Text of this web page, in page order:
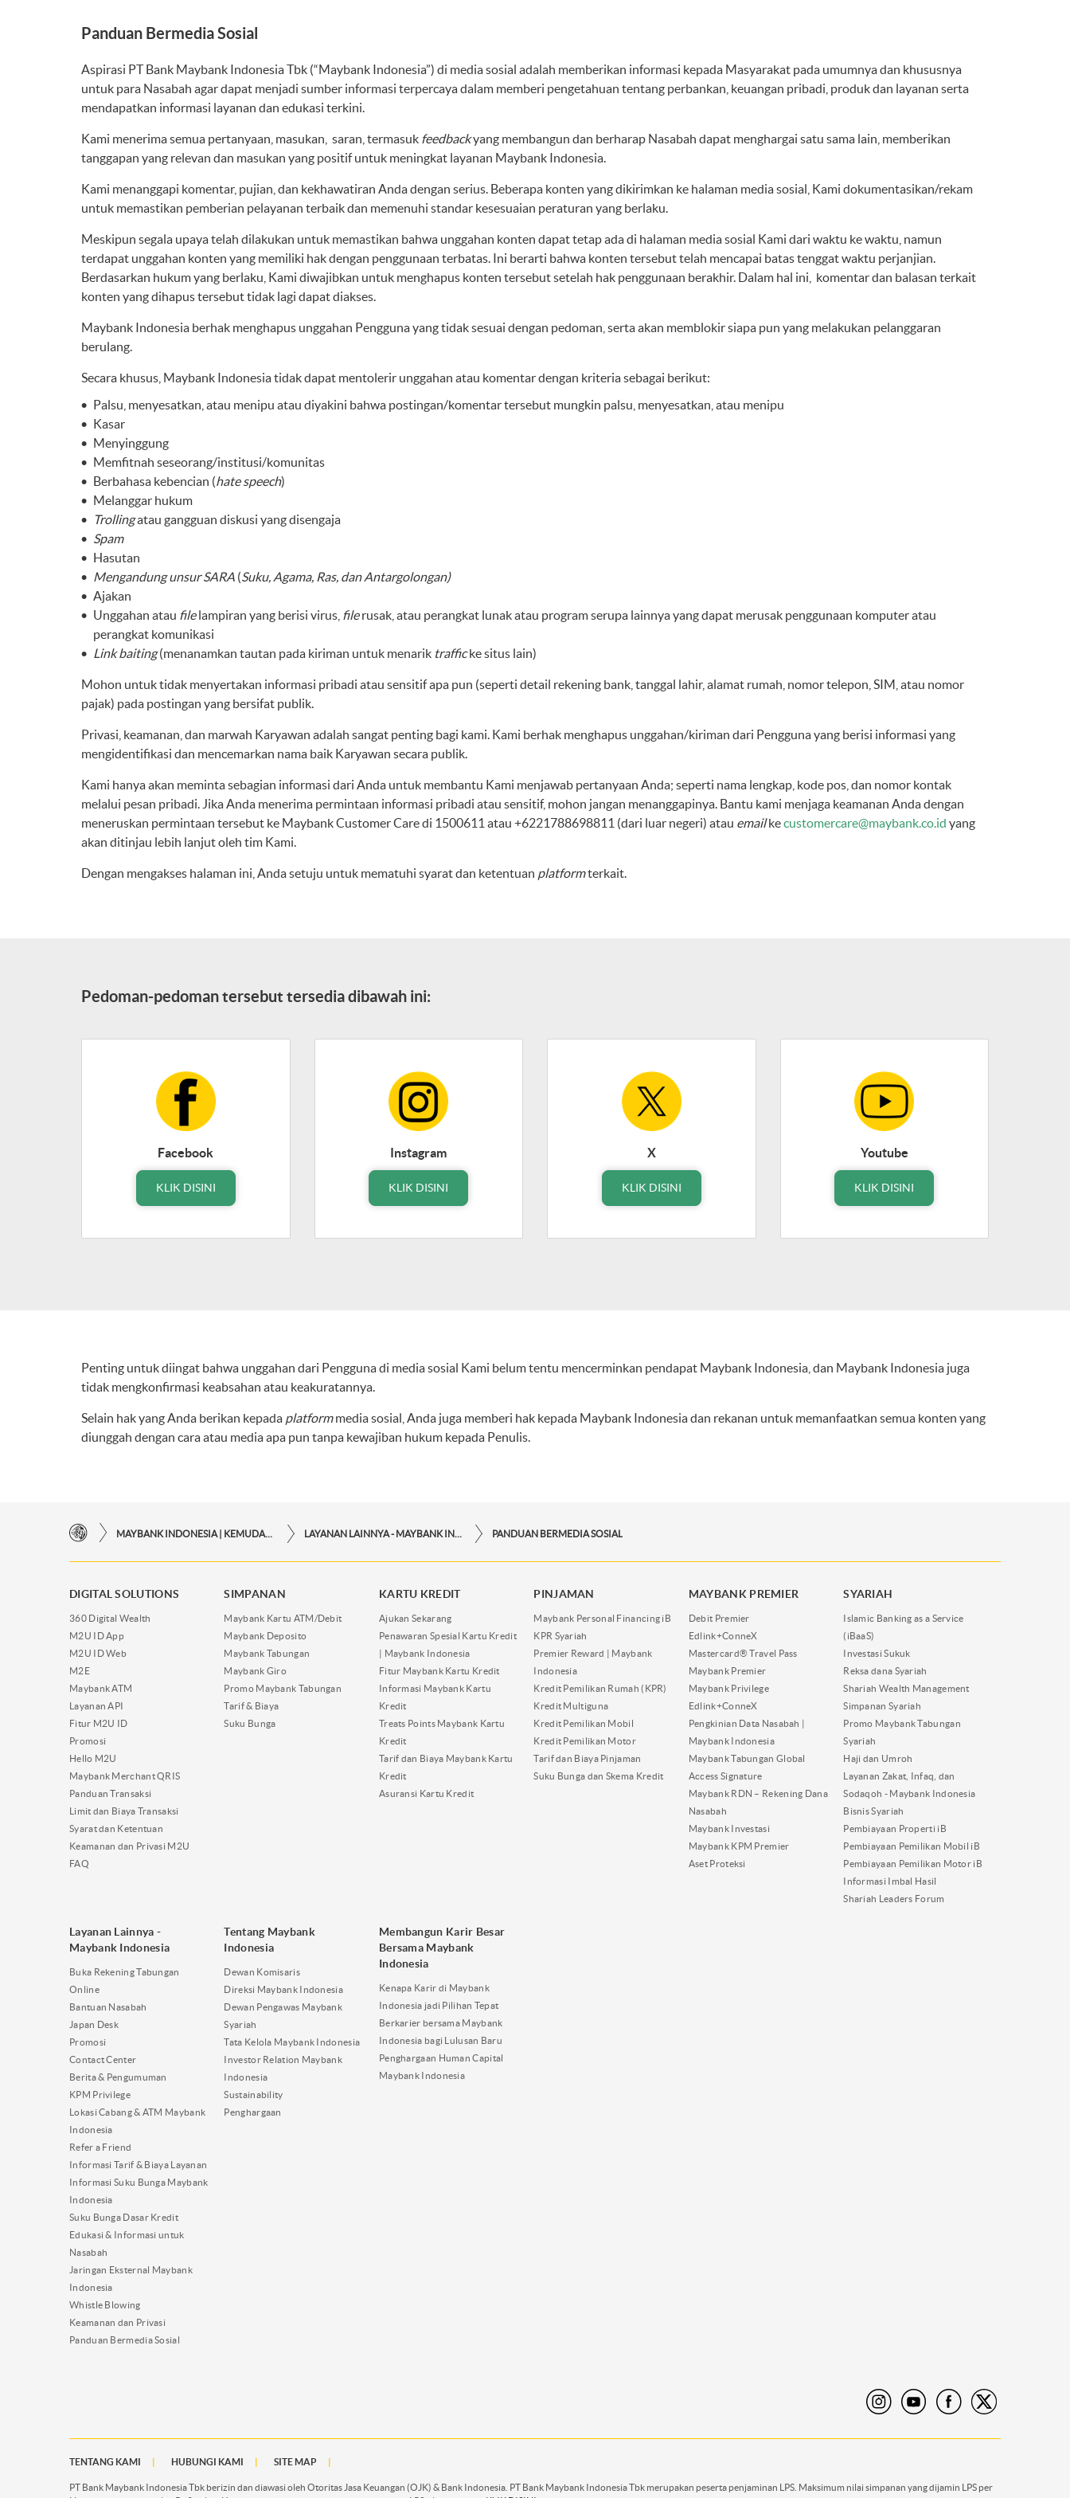
Panduan Bermedia Sosial
Aspirasi PT Bank Maybank Indonesia Tbk (“Maybank Indonesia”) di media sosial adalah memberikan informasi kepada Masyarakat pada umumnya dan khususnya
untuk para Nasabah agar dapat menjadi sumber informasi terpercaya dalam memberi pengetahuan tentang perbankan, keuangan pribadi, produk dan layanan serta
mendapatkan informasi layanan dan edukasi terkini.
Kami menerima semua pertanyaan, masukan, saran, termasuk feedbackyang membangun dan berharap Nasabah dapat menghargai satu sama lain, memberikan
tanggapan yang relevan dan masukan yang positif untuk meningkat layanan Maybank Indonesia.
Kami menanggapi komentar, pujian, dan kekhawatiran Anda dengan serius. Beberapa konten yang dikirimkan ke halaman media sosial, Kami dokumentasikan/rekam
untuk memastikan pemberian pelayanan terbaik dan memenuhi standar kesesuaian peraturan yang berlaku.
Meskipun segala upaya telah dilakukan untuk memastikan bahwa unggahan konten dapat tetap ada di halaman media sosial Kami dari waktu ke waktu, namun
terdapat unggahan konten yang memiliki hak dengan penggunaan terbatas. Ini berarti bahwa konten tersebut telah mencapai batas tenggat waktu perjanjian.
Berdasarkan hukum yang berlaku, Kami diwajibkan untuk menghapus konten tersebut setelah hak penggunaan berakhir. Dalam hal ini, komentar dan balasan terkait
konten yang dihapus tersebut tidak lagi dapat diakses.
Maybank Indonesia berhak menghapus unggahan Pengguna yang tidak sesuai dengan pedoman, serta akan memblokir siapa pun yang melakukan pelanggaran
berulang.
Secara khusus, Maybank Indonesia tidak dapat mentolerir unggahan atau komentar dengan kriteria sebagai berikut:
Palsu, menyesatkan, atau menipu atau diyakini bahwa postingan/komentar tersebut mungkin palsu, menyesatkan, atau menipu
Kasar
Menyinggung
Memfitnah seseorang/institusi/komunitas
Berbahasa kebencian (hate speech)
Melanggar hukum
Trollingatau gangguan diskusi yang disengaja
Spam
Hasutan
Mengandung unsur SARA (Suku, Agama, Ras, dan Antargolongan)
Ajakan
Unggahan atau filelampiran yang berisi virus, filerusak, atau perangkat lunak atau program serupa lainnya yang dapat merusak penggunaan komputer atau
perangkat komunikasi
Link baiting(menanamkan tautan pada kiriman untuk menarik trafficke situs lain)
Mohon untuk tidak menyertakan informasi pribadi atau sensitif apa pun (seperti detail rekening bank, tanggal lahir, alamat rumah, nomor telepon, SIM, atau nomor
pajak) pada postingan yang bersifat publik.
Privasi, keamanan, dan marwah Karyawan adalah sangat penting bagi kami. Kami berhak menghapus unggahan/kiriman dari Pengguna yang berisi informasi yang
mengidentifikasi dan mencemarkan nama baik Karyawan secara publik.
Kami hanya akan meminta sebagian informasi dari Anda untuk membantu Kami menjawab pertanyaan Anda; seperti nama lengkap, kode pos, dan nomor kontak
melalui pesan pribadi. Jika Anda menerima permintaan informasi pribadi atau sensitif, mohon jangan menanggapinya. Bantu kami menjaga keamanan Anda dengan
meneruskan permintaan tersebut ke Maybank Customer Care di 1500611 atau +6221788698811 (dari luar negeri) atau emailkecustomercare@maybank.co.id yang
akan ditinjau lebih lanjut oleh tim Kami.
Dengan mengakses halaman ini, Anda setuju untuk mematuhi syarat dan ketentuan platformterkait.
Pedoman-pedoman tersebut tersedia dibawah ini:
Facebook
KLIK DISINI
Instagram
KLIK DISINI
X
KLIK DISINI
Youtube
KLIK DISINI
Penting untuk diingat bahwa unggahan dari Pengguna di media sosial Kami belum tentu mencerminkan pendapat Maybank Indonesia, dan Maybank Indonesia juga
tidak mengkonfirmasi keabsahan atau keakuratannya.
Selain hak yang Anda berikan kepada platformmedia sosial, Anda juga memberi hak kepada Maybank Indonesia dan rekanan untuk memanfaatkan semua konten yang
diunggah dengan cara atau media apa pun tanpa kewajiban hukum kepada Penulis.
PANDUAN BERMEDIA SOSIAL
DIGITAL SOLUTIONS
360 Digital Wealth
M2U ID App
M2U ID Web
M2E
Maybank ATM
Layanan API
Fitur M2U ID
Promosi
Hello M2U
Maybank Merchant QRIS
Panduan Transaksi
Limit dan Biaya Transaksi
Syarat dan Ketentuan
Keamanan dan Privasi M2U
FAQ
SIMPANAN
Maybank Kartu ATM/Debit
Maybank Deposito
Maybank Tabungan
Maybank Giro
Promo Maybank Tabungan
Tarif & Biaya
Suku Bunga
KARTU KREDIT
Ajukan Sekarang
Penawaran Spesial Kartu Kredit
| Maybank Indonesia
Fitur Maybank Kartu Kredit
Informasi Maybank Kartu
Kredit
Treats Points Maybank Kartu
Kredit
Tarif dan Biaya Maybank Kartu
Kredit
Asuransi Kartu Kredit
PINJAMAN
Maybank Personal Financing iB
KPR Syariah
Premier Reward | Maybank
Indonesia
Kredit Pemilikan Rumah (KPR)
Kredit Multiguna
Kredit Pemilikan Mobil
Kredit Pemilikan Motor
Tarif dan Biaya Pinjaman
Suku Bunga dan Skema Kredit
MAYBANK PREMIER
Debit Premier
Edlink+ConneX
Mastercard® Travel Pass
Maybank Premier
Maybank Privilege
Edlink+ConneX
Pengkinian Data Nasabah |
Maybank Indonesia
Maybank Tabungan Global
Access Signature
Maybank RDN – Rekening Dana
Nasabah
Maybank Investasi
Maybank KPM Premier
Aset Proteksi
SYARIAH
Islamic Banking as a Service
(iBaaS)
Investasi Sukuk
Reksa dana Syariah
Shariah Wealth Management
Simpanan Syariah
Promo Maybank Tabungan
Syariah
Haji dan Umroh
Layanan Zakat, Infaq, dan
Sodaqoh - Maybank Indonesia
Bisnis Syariah
Pembiayaan Properti iB
Pembiayaan Pemilikan Mobil iB
Pembiayaan Pemilikan Motor iB
Informasi Imbal Hasil
Shariah Leaders Forum
Layanan Lainnya -
Maybank Indonesia
Buka Rekening Tabungan
Online
Bantuan Nasabah
Japan Desk
Promosi
Contact Center
Berita & Pengumuman
KPM Privilege
Lokasi Cabang & ATM Maybank
Indonesia
Refer a Friend
Informasi Tarif & Biaya Layanan
Informasi Suku Bunga Maybank
Indonesia
Suku Bunga Dasar Kredit
Edukasi & Informasi untuk
Nasabah
Jaringan Eksternal Maybank
Indonesia
Whistle Blowing
Keamanan dan Privasi
Panduan Bermedia Sosial
Tentang Maybank
Indonesia
Dewan Komisaris
Direksi Maybank Indonesia
Dewan Pengawas Maybank
Syariah
Tata Kelola Maybank Indonesia
Investor Relation Maybank
Indonesia
Sustainability
Penghargaan
Membangun Karir Besar
Bersama Maybank
Indonesia
Kenapa Karir di Maybank
Indonesia jadi Pilihan Tepat
Berkarier bersama Maybank
Indonesia bagi Lulusan Baru
Penghargaan Human Capital
Maybank Indonesia
TENTANG KAMI HUBUNGI KAMI SITE MAP
PT Bank Maybank Indonesia Tbk berizin dan diawasi oleh Otoritas Jasa Keuangan (OJK) & Bank Indonesia. PT Bank Maybank Indonesia Tbk merupakan peserta penjaminan LPS. Maksimum nilai simpanan yang dijamin LPS per